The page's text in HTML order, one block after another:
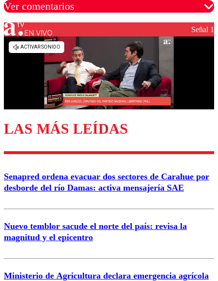
Ver comentarios
Los comentarios son moderados para garantizar un
diálogo respetuoso.
Enviar comentario
EN VIVO Señal 1
LAS MÁS LEÍDAS
Senapred ordena evacuar dos sectores de Carahue por
desborde del río Damas: activa mensajería SAE
Nuevo temblor sacude el norte del país: revisa la
magnitud y el epicentro
Ministerio de Agricultura declara emergencia agrícola